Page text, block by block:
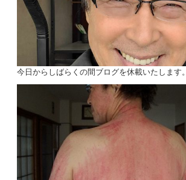
今日からしばらくの間ブログを休載いたします。